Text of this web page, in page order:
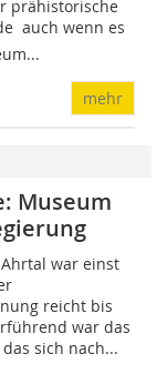
prähistorische
 auch wenn es
mehr
Museum
war einst
reicht bis
war das
sich nach...